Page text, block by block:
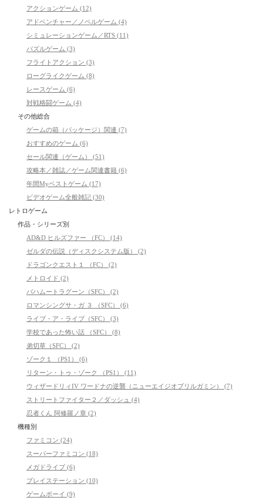
アクションゲーム (12)
アドベンチャー／ノベルゲーム (4)
シミュレーションゲーム／RTS (11)
パズルゲーム (3)
フライトアクション (3)
ローグライクゲーム (8)
レースゲーム (6)
対戦格闘ゲーム (4)
その他総合
ゲームの箱（パッケージ）関連 (7)
おすすめのゲーム (6)
セール関連（ゲーム） (51)
攻略本／雑誌／ゲーム関連書籍 (6)
年間Myベストゲーム (17)
ビデオゲーム全般雑記 (30)
レトロゲーム
作品・シリーズ別
AD&D ヒルズファー （FC） (14)
ゼルダの伝説（ディスクシステム版） (2)
ドラゴンクエスト１ （FC） (2)
メトロイド (2)
バハムートラグーン（SFC） (2)
ロマンシングサ・ガ ３ （SFC） (6)
ライブ・ア・ライブ（SFC） (3)
学校であった怖い話 （SFC） (8)
弟切草（SFC） (2)
ゾーク１ （PS1） (6)
リターン・トゥ・ゾーク （PS1） (11)
ウィザードリィIV ワードナの逆襲（ニューエイジオブリルガミン） (7)
ストリートファイター２／ダッシュ (4)
忍者くん 阿修羅ノ章 (2)
機種別
ファミコン (24)
スーパーファミコン (18)
メガドライブ (6)
プレイステーション (10)
ゲームボーイ (9)